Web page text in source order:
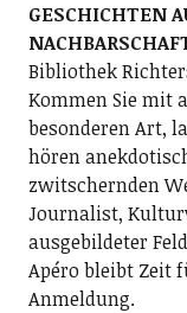
GESCHICHTEN
Bibliothek
Kommen Sie mit
besonderen Art,
hören
zwitschernden
Journalist,
ausgebildeter
Apéro bleibt Zeit
Anmeldung.